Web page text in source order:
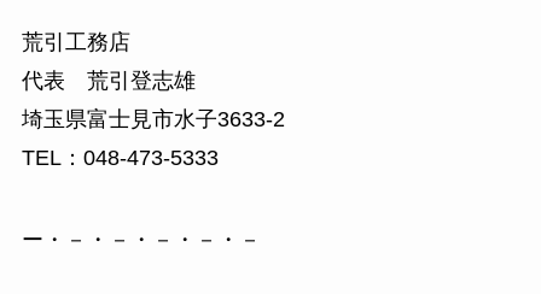
荒引工務店
代表 荒引登志雄
埼玉県富士見市水子3633-2
TEL：048-473-5333
ー・－・－・－・－・－